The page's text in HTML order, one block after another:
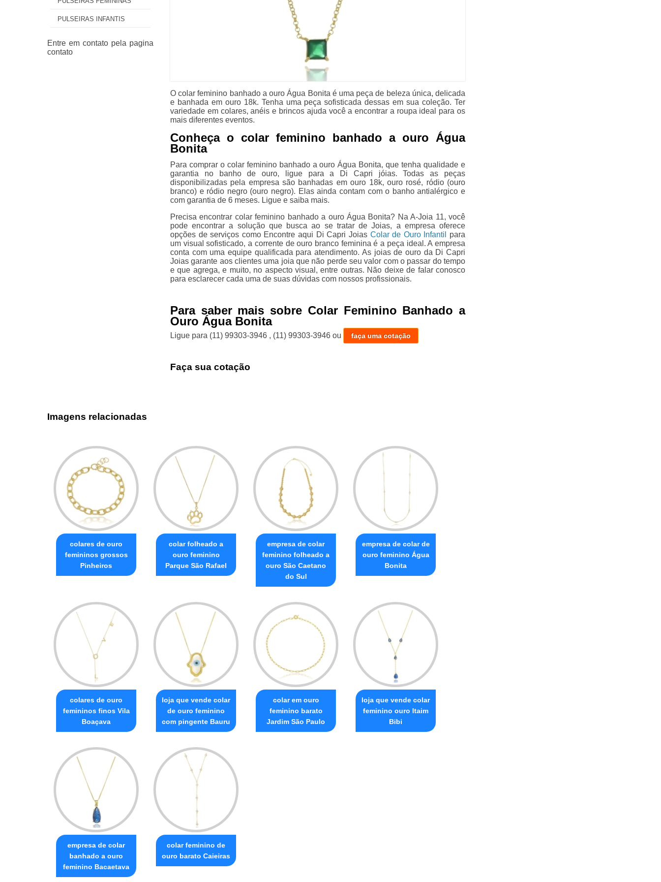
PULSEIRAS INFANTIS
O colar feminino banhado a ouro Água Bonita é uma peça de beleza única, delicada
e banhada em ouro 18k. Tenha uma peça sofisticada dessas em sua coleção. Ter
variedade em colares, anéis e brincos ajuda você a encontrar a roupa ideal para os
mais diferentes eventos.
Conheça o colar feminino banhado a ouro Água
Bonita
Para comprar o colar feminino banhado a ouro Água Bonita, que tenha qualidade e
garantia no banho de ouro, ligue para a Di Capri jóias. Todas as peças
disponibilizadas pela empresa são banhadas em ouro 18k, ouro rosé, ródio (ouro
branco) e ródio negro (ouro negro). Elas ainda contam com o banho antialérgico e
com garantia de 6 meses. Ligue e saiba mais.
Precisa encontrar colar feminino banhado a ouro Água Bonita? Na A-Joia 11, você
pode encontrar a solução que busca ao se tratar de Joias, a empresa oferece
opções de serviços como Encontre aqui Di Capri Joias Colar de Ouro Infantil
para
um visual sofisticado, a corrente de ouro branco feminina é a peça ideal. A empresa
conta com uma equipe qualificada para atendimento. As joias de ouro da Di Capri
Joias garante aos clientes uma joia que não perde seu valor com o passar do tempo
e que agrega, e muito, no aspecto visual, entre outras. Não deixe de falar conosco
para esclarecer cada uma de suas dúvidas com nossos profissionais.
Para saber mais sobre Colar Feminino Banhado a
Ouro Água Bonita
Ligue para (11) 99303-3946 , (11) 99303-3946 ou faça uma cotação
Faça sua cotação
Imagens relacionadas
colares de ouro
femininos grossos
Pinheiros
colar folheado a
ouro feminino
Parque São Rafael
empresa de colar
feminino folheado a
ouro São Caetano
do Sul
empresa de colar de
ouro feminino Água
Bonita
colares de ouro
femininos finos Vila
Boaçava
loja que vende colar
de ouro feminino
com pingente Bauru
colar em ouro
feminino barato
Jardim São Paulo
loja que vende colar
feminino ouro Itaim
Bibi
empresa de colar
banhado a ouro
feminino Bacaetava
colar feminino de
ouro barato Caieiras